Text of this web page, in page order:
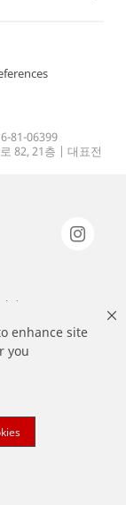
enhance site
you
81-06399
82, 21층 | 대표전
다.